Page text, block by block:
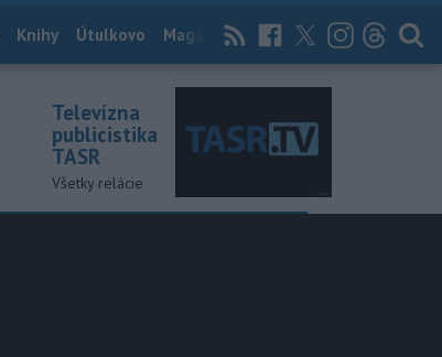
Knihy Útulkovo Magazín News Now Archív
Televízna
publicistika
TASR
Všetky relácie